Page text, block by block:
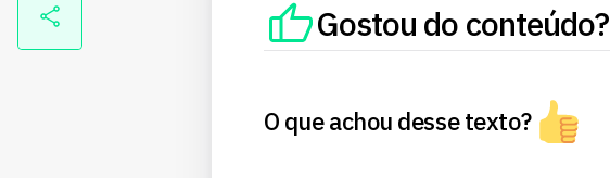
Gostou do conteúdo?
O que achou desse texto?